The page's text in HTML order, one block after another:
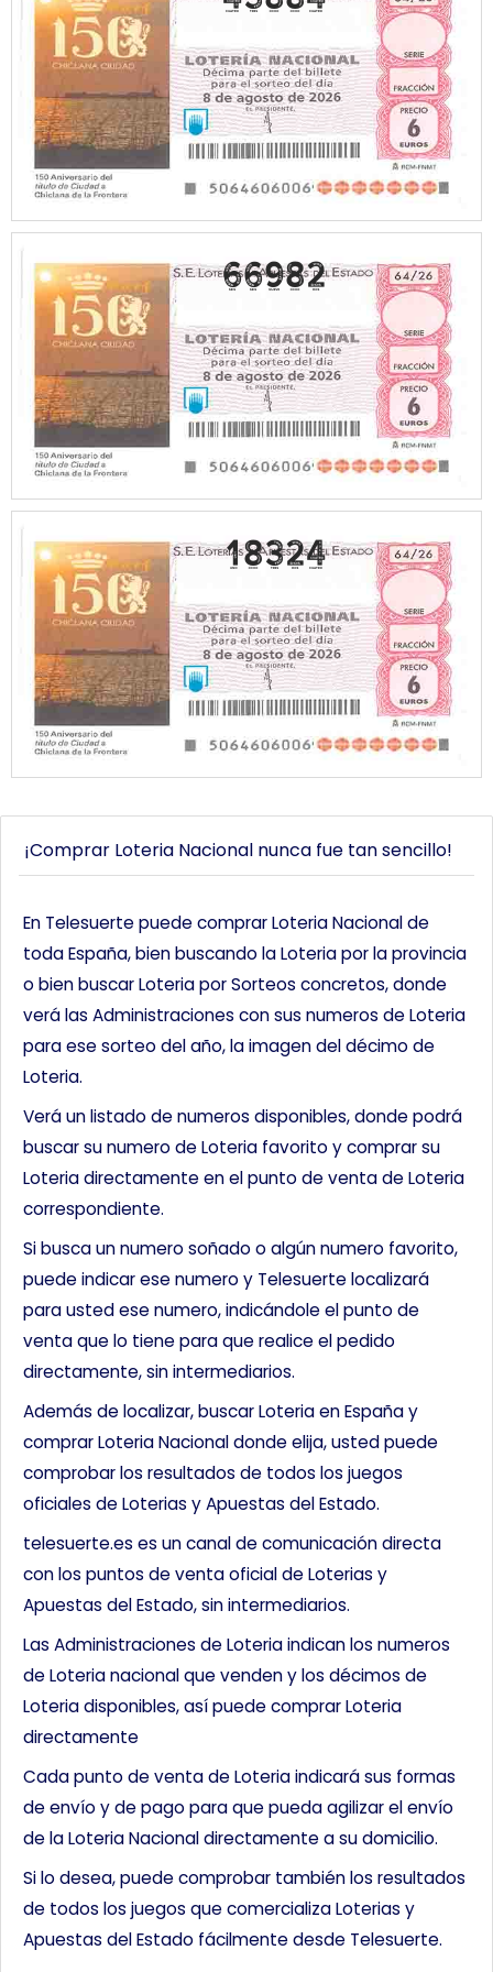
66982
18324
¡Comprar Loteria Nacional nunca fue tan sencillo!
En Telesuerte puede comprar Loteria Nacional de
toda España, bien buscando la Loteria por la provincia
o bien buscar Loteria por Sorteos concretos, donde
verá las Administraciones con sus numeros de Loteria
para ese sorteo del año, la imagen del décimo de
Loteria.
Verá un listado de numeros disponibles, donde podrá
buscar su numero de Loteria favorito y comprar su
Loteria directamente en el punto de venta de Loteria
correspondiente.
Si busca un numero soñado o algún numero favorito,
puede indicar ese numero y Telesuerte localizará
para usted ese numero, indicándole el punto de
venta que lo tiene para que realice el pedido
directamente, sin intermediarios.
Además de localizar, buscar Loteria en España y
comprar Loteria Nacional donde elija, usted puede
comprobar los resultados de todos los juegos
oficiales de Loterias y Apuestas del Estado.
telesuerte.es es un canal de comunicación directa
con los puntos de venta oficial de Loterias y
Apuestas del Estado, sin intermediarios.
Las Administraciones de Loteria indican los numeros
de Loteria nacional que venden y los décimos de
Loteria disponibles, así puede comprar Loteria
directamente
Cada punto de venta de Loteria indicará sus formas
de envío y de pago para que pueda agilizar el envío
de la Loteria Nacional directamente a su domicilio.
Si lo desea, puede comprobar también los resultados
de todos los juegos que comercializa Loterias y
Apuestas del Estado fácilmente desde Telesuerte.